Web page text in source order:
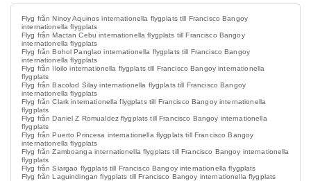
Flyg från Ninoy Aquinos internationella flygplats till Francisco Bangoy
internationella flygplats
Flyg från Mactan Cebu internationella flygplats till Francisco Bangoy
internationella flygplats
Flyg från Bohol Panglao internationella flygplats till Francisco Bangoy
internationella flygplats
Flyg från Iloilo internationella flygplats till Francisco Bangoy internationella
flygplats
Flyg från Bacolod Silay internationella flygplats till Francisco Bangoy
internationella flygplats
Flyg från Clark internationella flygplats till Francisco Bangoy internationella
flygplats
Flyg från Daniel Z Romualdez flygplats till Francisco Bangoy internationella
flygplats
Flyg från Puerto Princesa internationella flygplats till Francisco Bangoy
internationella flygplats
Flyg från Zamboanga internationella flygplats till Francisco Bangoy internationella
flygplats
Flyg från Siargao flygplats till Francisco Bangoy internationella flygplats
Flyg från Laguindingan flygplats till Francisco Bangoy internationella flygplats